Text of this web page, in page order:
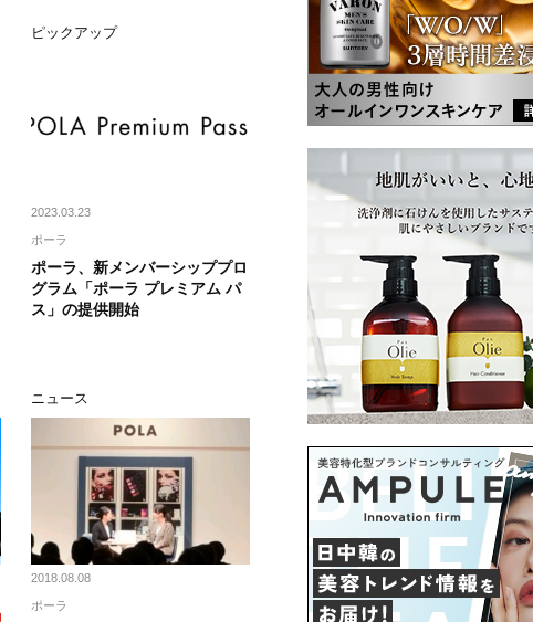
ピックアップ
2023.03.23
ポーラ
ポーラ、新メンバーシッププロ
グラム「ポーラ プレミアム パ
ス」の提供開始
ニュース
2018.08.08
ポーラ